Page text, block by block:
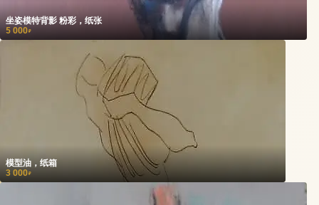
坐姿模特背影 粉彩，纸张
5 000₽
模型油，纸箱
3 000₽